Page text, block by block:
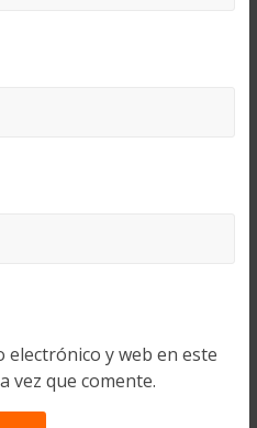
y web en este
vez que comente.